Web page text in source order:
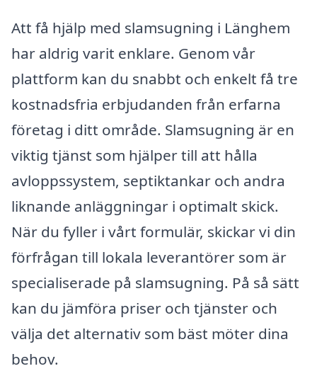
Att få hjälp med slamsugning i Länghem
har aldrig varit enklare. Genom vår
plattform kan du snabbt och enkelt få tre
kostnadsfria erbjudanden från erfarna
företag i ditt område. Slamsugning är en
viktig tjänst som hjälper till att hålla
avloppssystem, septiktankar och andra
liknande anläggningar i optimalt skick.
När du fyller i vårt formulär, skickar vi din
förfrågan till lokala leverantörer som är
specialiserade på slamsugning. På så sätt
kan du jämföra priser och tjänster och
välja det alternativ som bäst möter dina
behov.